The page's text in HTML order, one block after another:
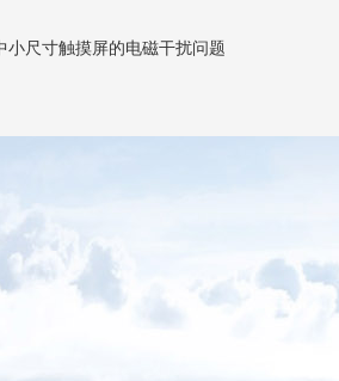
小尺寸触摸屏的电磁干扰问题